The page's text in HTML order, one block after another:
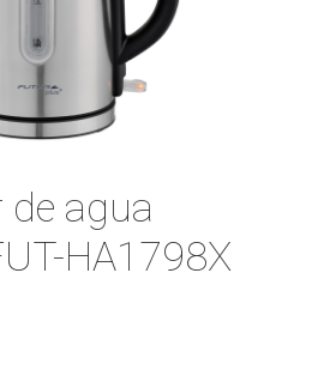
de agua
HA1798X